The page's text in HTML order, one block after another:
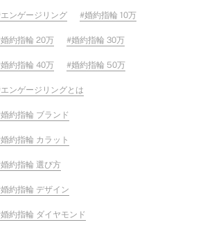
エンゲージリング 婚約指輪 10万
婚約指輪 20万 婚約指輪 30万
婚約指輪 40万 婚約指輪 50万
エンゲージリングとは
婚約指輪 ブランド
婚約指輪 カラット
婚約指輪 選び方
婚約指輪 デザイン
婚約指輪 ダイヤモンド